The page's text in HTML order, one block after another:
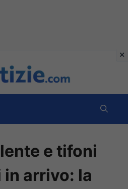
e tifoni
arrivo: la